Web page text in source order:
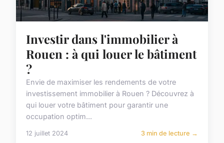
Investir dans l'immobilier à
Rouen : à qui louer le bâtiment
?
Envie de maximiser les rendements de votre
investissement immobilier à Rouen ? Découvrez à
qui louer votre bâtiment pour garantir une
occupation optim...
12 juillet 2024 3 min de lecture →